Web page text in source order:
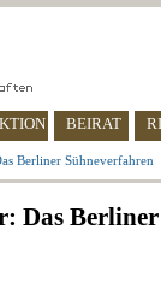
BEIRAT
Berliner Sühneverfahren
Das